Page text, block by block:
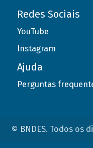
Redes Sociais
YouTube
Instagram
Ajuda
Perguntas
© BNDES. Todos os